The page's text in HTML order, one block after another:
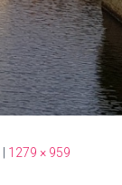
1279 × 959